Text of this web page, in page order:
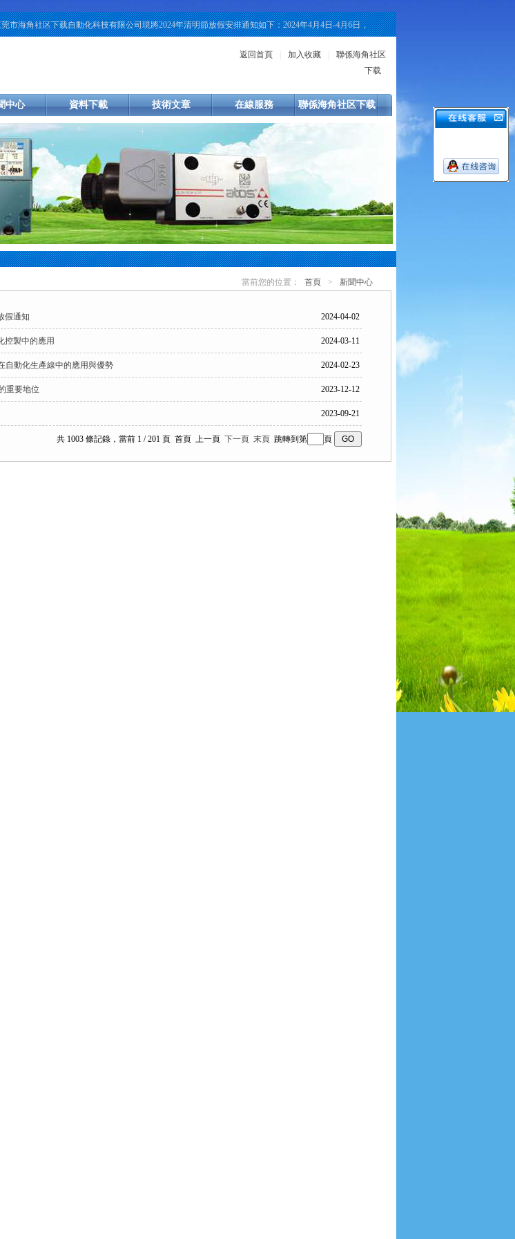
海角社区下载自動化科技有限公司現將2024年清明節放假安排通知如下：2024年4月4日-4月6日，共放假三天，4月7日開始正常上班節假日期間，各
返回首頁 加入收藏
聯係海角社区
下载
中心 資料下載 技術文章 在線服務 聯係海角社区下载
當前您的位置： 首頁 > 新聞中心
假通知 2024-04-02
控製中的應用 2024-03-11
自動化生產線中的應用與優勢 2024-02-23
重要地位 2023-12-12
2023-09-21
共 1003 條記錄，當前 1 / 201 頁 首頁 上一頁 下一頁 末頁跳轉到第 頁